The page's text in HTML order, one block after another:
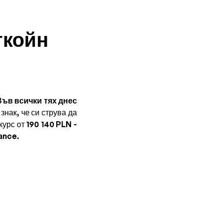
всички тях днес
че си струва да
от 190 140 PLN -